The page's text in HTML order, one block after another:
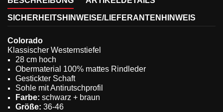
SICHERHEITSHINWEISE/LIEFERANTENHINWEIS
Colorado
Klassischer Westernstiefel
28 cm hoch
Obermaterial 100% mattes Rindleder
Gestickter Schaft
Sohle mit Antirutschprofil
Farbe: schwarz + braun
Größe: 36-46